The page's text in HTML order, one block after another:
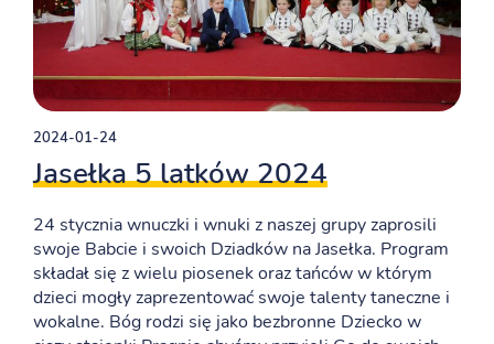
2024-01-24
Jasełka 5 latków 2024
24 stycznia wnuczki i wnuki z naszej grupy zaprosili
swoje Babcie i swoich Dziadków na Jasełka. Program
składał się z wielu piosenek oraz tańców w którym
dzieci mogły zaprezentować swoje talenty taneczne i
wokalne. Bóg rodzi się jako bezbronne Dziecko w